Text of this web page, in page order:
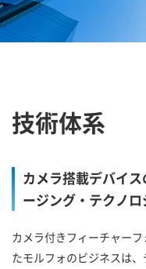
技術体系
カメラ搭載デバイ
ージング・テクノロ
カメラ付きフィーチャー
たモルフォのビジネスは